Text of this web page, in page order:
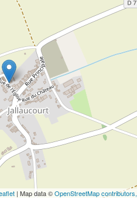
| Map data ©OpenStreetMap contributors,